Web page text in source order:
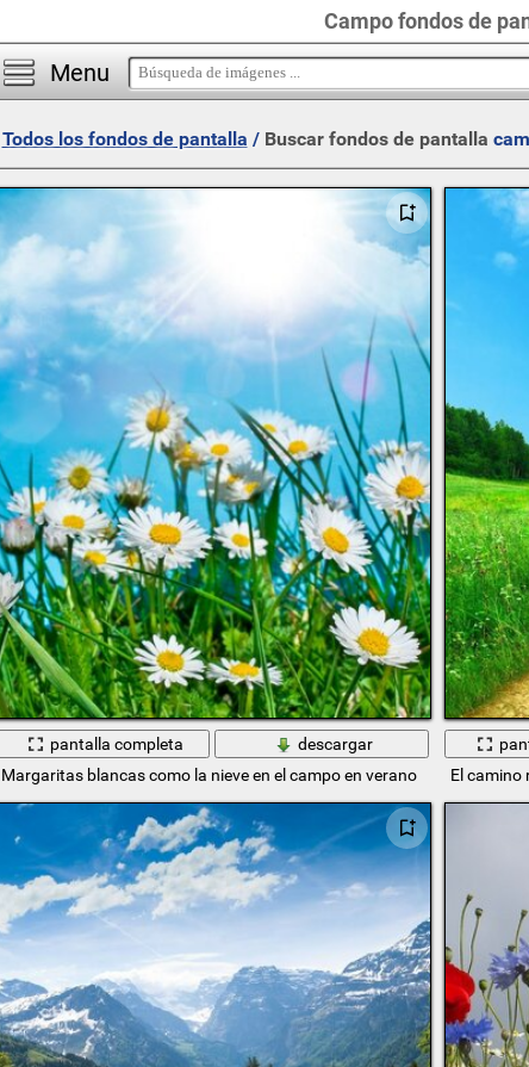
Campo fondos de
Menu
Todos los fondos de pantalla / Buscar fondos de pantalla
pantalla completa
descargar
Margaritas blancas como la nieve en el campo en verano
El camino